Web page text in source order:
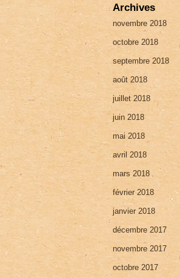
Archives
novembre 2018
octobre 2018
septembre 2018
août 2018
juillet 2018
juin 2018
mai 2018
avril 2018
mars 2018
février 2018
janvier 2018
décembre 2017
novembre 2017
octobre 2017